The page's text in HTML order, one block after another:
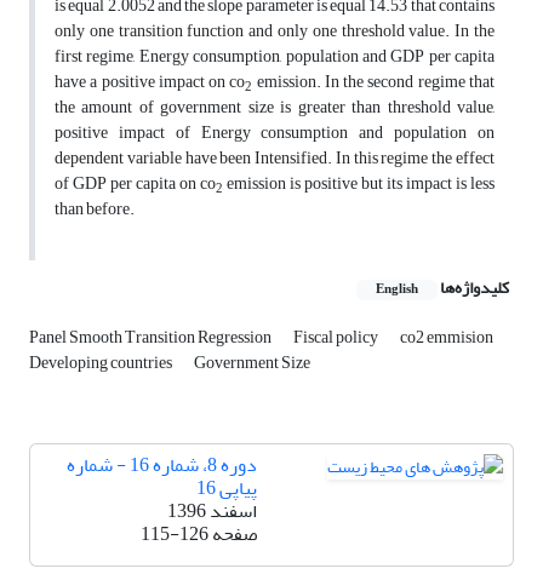
only one transition function and only one threshold value. In the
first regime, Energy consumption, population and GDP per capita
have a positive impact on co2 emission. In the second regime that
the amount of government size is greater than threshold value,
positive impact of Energy consumption and population on
dependent variable have been Intensified. In this regime the effect
of GDP per capita on co2 emission is positive but its impact is less
than before.
کلیدواژه‌ها English
Panel Smooth Transition Regression Fiscal policy co2 emmision
Developing countries Government Size
دوره 8، شماره 16 - شماره
پیاپی 16
اسفند 1396
صفحه115-126